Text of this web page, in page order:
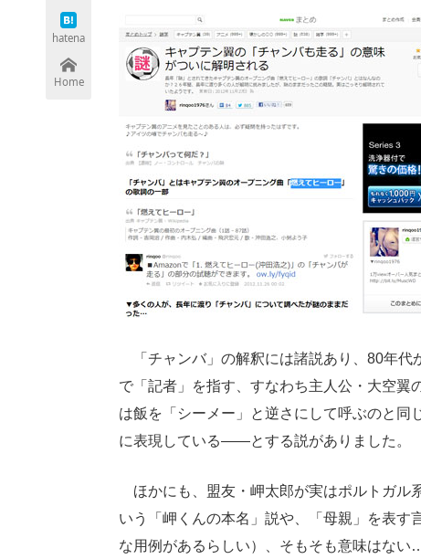
hatena
Home
「チャンバ」の解釈には諸説あり、80年代
で「記者」を指す、すなわち主人公・大空翼
は飯を「シーメー」と逆さにして呼ぶのと同
に表現している――とする説がありました。
ほかにも、盟友・岬太郎が実はポルトガル
いう「岬くんの本名」説や、「母親」を表す
な用例があるらしい）、そもそも意味はな